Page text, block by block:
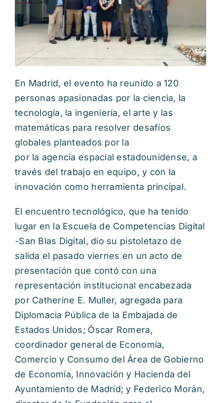
En Madrid, el evento ha reunido a 120
personas apasionadas por la ciencia, la
tecnología, la ingeniería, el arte y las
matemáticas para resolver desafíos
globales planteados por la
por la agencia espacial estadounidense, a
través del trabajo en equipo, y con la
innovación como herramienta principal.
El encuentro tecnológico, que ha tenido
lugar en la Escuela de Competencias Digital
-San Blas Digital, dio su pistoletazo de
salida el pasado viernes en un acto de
presentación que contó con una
representación institucional encabezada
por Catherine E. Muller, agregada para
Diplomacia Pública de la Embajada de
Estados Unidos; Óscar Romera,
coordinador general de Economía,
Comercio y Consumo del Área de Gobierno
de Economía, Innovación y Hacienda del
Ayuntamiento de Madrid; y Federico Morán,